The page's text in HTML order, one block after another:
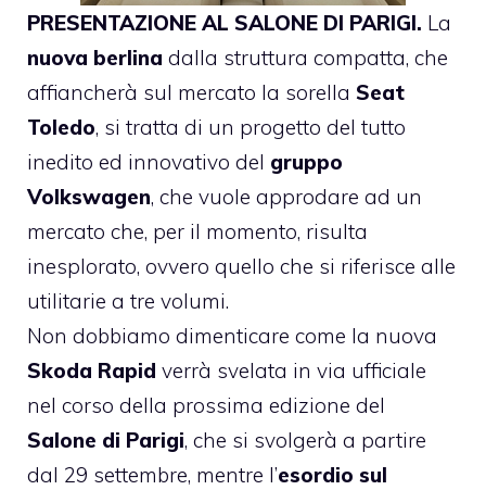
PRESENTAZIONE AL SALONE DI PARIGI. La
nuova berlina dalla struttura compatta, che
affiancherà sul mercato la sorella Seat
Toledo, si tratta di un progetto del tutto
inedito ed innovativo del gruppo
Volkswagen, che vuole approdare ad un
mercato che, per il momento, risulta
inesplorato, ovvero quello che si riferisce alle
utilitarie a tre volumi.
Non dobbiamo dimenticare come la nuova
Skoda Rapid verrà svelata in via ufficiale
nel corso della prossima edizione del
Salone di Parigi, che si svolgerà a partire
dal 29 settembre, mentre l’esordio sul